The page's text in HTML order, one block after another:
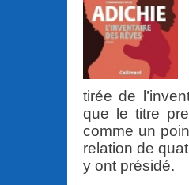
tirée de
que le titre
comme un
relation de
y ont présidé.